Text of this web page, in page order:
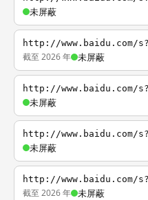
未屏蔽
http://www.baidu.com/
截至 2026 年 未屏蔽
http://www.baidu.com/
未屏蔽
http://www.baidu.com/
未屏蔽
http://www.baidu.com/
截至 2026 年 未屏蔽